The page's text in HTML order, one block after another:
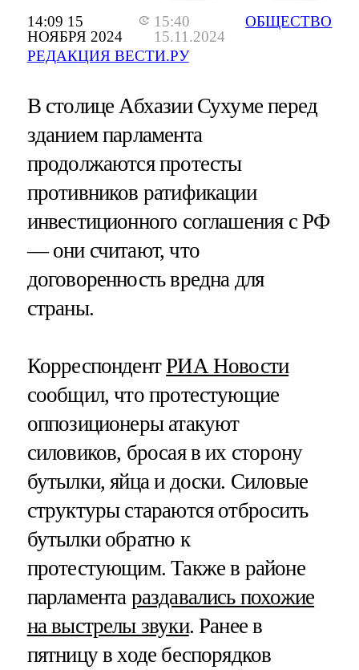
14:09 15
НОЯБРЯ 2024
15:40
15.11.2024
РЕДАКЦИЯ ВЕСТИ.РУ
ОБЩЕСТВО
В столице Абхазии Сухуме перед
зданием парламента
продолжаются протесты
противников ратификации
инвестиционного соглашения с РФ
— они считают, что
договоренность вредна для
страны.
КорреспондентРИА Новости
сообщил, что протестующие
оппозиционеры атакуют
силовиков, бросая в их сторону
бутылки, яйца и доски. Силовые
структуры стараются отбросить
бутылки обратно к
протестующим. Также в районе
парламента раздавались похожие
на выстрелы звуки. Ранее в
пятницу в ходе беспорядков